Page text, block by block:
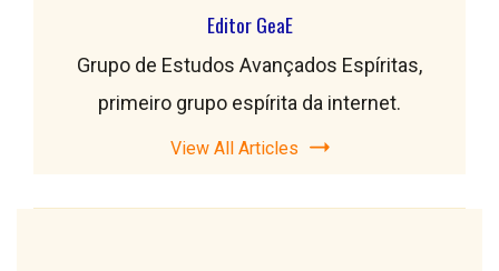
Editor GeaE
Grupo de Estudos Avançados Espíritas,
primeiro grupo espírita da internet.
View All Articles